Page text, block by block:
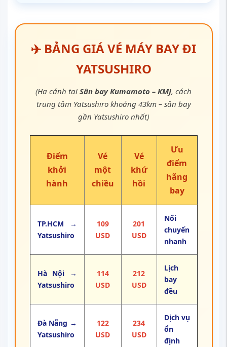
✈️ BẢNG GIÁ VÉ MÁY BAY ĐI
YATSUSHIRO
(Hạ cánh tại Sân bay Kumamoto – KMJ, cách
trung tâm Yatsushiro khoảng 43km – sân bay
gần Yatsushiro nhất)
Điểm
khởi
hành
Vé
một
chiều
Vé
khứ
hồi
Ưu
điểm
hãng
bay
TP.HCM →
Yatsushiro
109
USD
201
USD
Nối
chuyến
nhanh
Hà Nội →
Yatsushiro
114
USD
212
USD
Lịch
bay
đều
Đà Nẵng →
Yatsushiro
122
USD
234
USD
Dịch vụ
ổn
định